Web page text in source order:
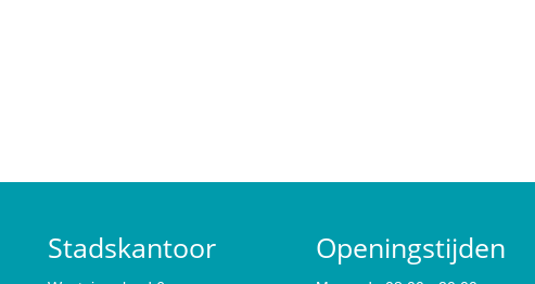
Stadskantoor Openingstijden